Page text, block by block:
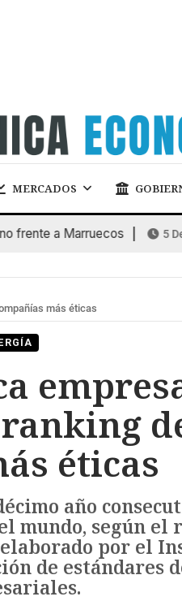
MERCADOS
a Marruecos 5 De
más éticas
éticas
año
mundo, según el
elaborado por el
de estándares